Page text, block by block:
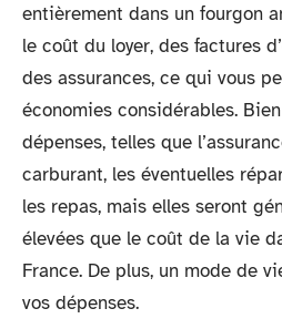
entièrement dans un fourgon
le coût du loyer, des factures
des assurances, ce qui vous
économies considérables.
dépenses, telles que
carburant, les éventuelles
les repas, mais elles seront
élevées que le coût de la vie
France. De plus, un mode de
vos dépenses.